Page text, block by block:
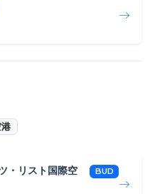
港
・リスト国際空
BUD